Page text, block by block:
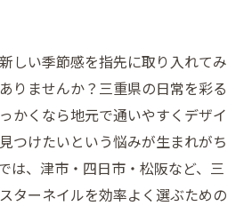
しい季節感を指先に取り入れてみ
りませんか？三重県の日常を彩る
かくなら地元で通いやすくデザイ
つけたいという悩みが生まれがち
は、津市・四日市・松阪など、三
ターネイルを効率よく選ぶための